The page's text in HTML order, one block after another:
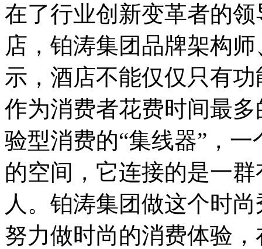
在了行业创新变革者的
店，铂涛集团品牌架构
示，酒店不能仅仅只有
作为消费者花费时间最
验型消费的“集线器”，
的空间，它连接的是一
人。铂涛集团做这个时
努力做时尚的消费体验